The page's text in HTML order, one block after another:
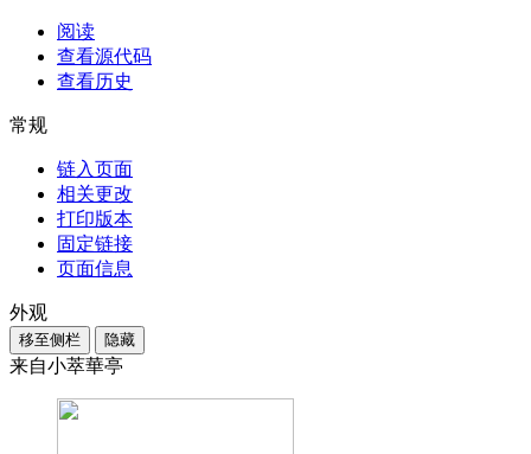
阅读
查看源代码
查看历史
常规
链入页面
相关更改
打印版本
固定链接
页面信息
外观
移至侧栏 隐藏
来自小萃華亭